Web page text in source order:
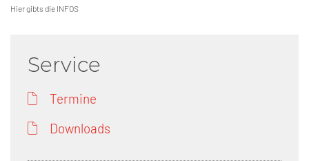
Hier gibts die INFOS
Service
Termine
Downloads